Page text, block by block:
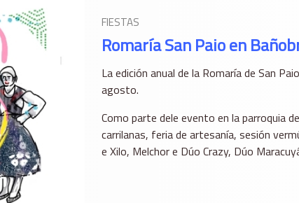
FIESTAS
Romaría San Paio en
La edición anual de la Romaría de San
agosto.
Como parte dele evento en la parroquia
carrilanas, feria de artesanía, sesión
e Xilo, Melchor e Dúo Crazy, Dúo